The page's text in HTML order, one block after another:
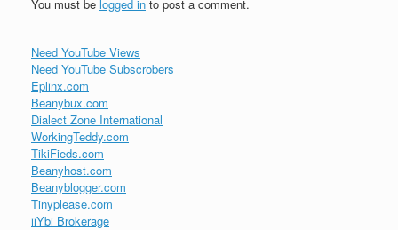
You must be logged in to post a comment.
Need YouTube Views
Need YouTube Subscrobers
Eplinx.com
Beanybux.com
Dialect Zone International
WorkingTeddy.com
TikiFieds.com
Beanyhost.com
Beanyblogger.com
Tinyplease.com
iiYbi Brokerage